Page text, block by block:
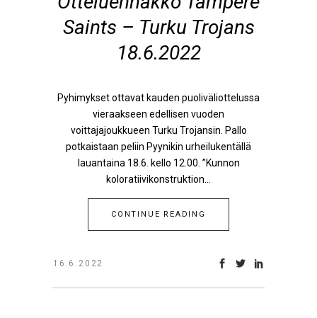
Saints – Turku Trojans
18.6.2022
Pyhimykset ottavat kauden puoliväliottelussa
vieraakseen edellisen vuoden
voittajajoukkueen Turku Trojansin. Pallo
potkaistaan peliin Pyynikin urheilukentällä
lauantaina 18.6. kello 12.00. ”Kunnon
koloratiivikonstruktion...
CONTINUE READING
16.6.2022